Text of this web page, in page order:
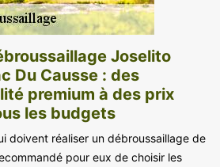
Joselito
Du Causse : des
premium à des prix
les budgets
doivent réaliser un débroussaillage de
pour eux de choisir les